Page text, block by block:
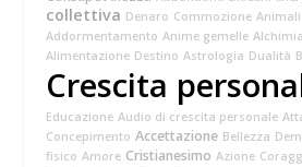
collettiva Denaro Commozione Animali
Addormentamento Anime gemelle
Alimentazione Destino Astrologia Dualità
Crescita
Educazione Audio di crescita personale
Concepimento Accettazione Bellezza
fisico Amore Cristianesimo Azione